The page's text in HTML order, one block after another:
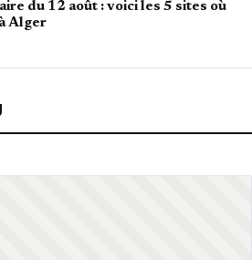
du 12 août : voici les 5 sites où
Alger